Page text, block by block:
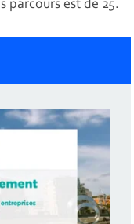
parcours est de 25.